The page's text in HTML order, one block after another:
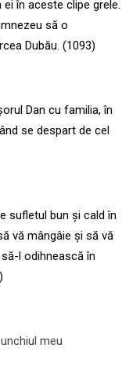
în aceste clipe grele.
să o
Dubău. (1093)
Dan cu familia, în
se despart de cel
sufletul bun și cald în
vă mângâie și să vă
l odihnească în
meu